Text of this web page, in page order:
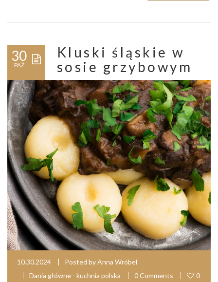
30
PAŹ
Kluski śląskie w
sosie grzybowym
10.30.2024 Posted byAnna Wróbel
Dania główne - kuchnia polska
0 Comments 0